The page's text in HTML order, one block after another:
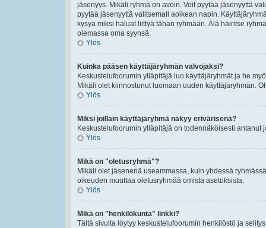
jäsenyys. Mikäli ryhmä on avoin. Voit pyytää jäsenyyttä
pyytää jäsenyyttä valitsemall aoikean napin.
kysyä miksi haluat liittyä tähän ryhmään. Älä häiritse
olemassa oma syynsä.
Ylös
Kuinka pääsen käyttäjäryhmän valvojaksi?
Keskustelufoorumin ylläpitäjä luo käyttäjäryhmät ja he
Mikäli olet kiinnostunut luomaan uuden käyttäjäryhmän.
Ylös
Miksi joillain käyttäjäryhmä näkyy erivärisenä?
Keskustelufoorumin ylläpitäjä on todennäköisesti
Ylös
Mikä on "oletusryhmä"?
Mikäli olet jäsenenä useammassa, kuin yhdessä
oikeuden muuttaa oletusryhmää omista asetuksista.
Ylös
Mikä on "henkilökunta" linkki?
Tältä sivulta löytyy keskustelufoorumin henkilöstö ja